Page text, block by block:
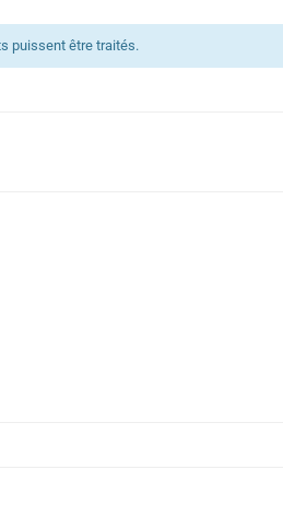
puissent être traités.